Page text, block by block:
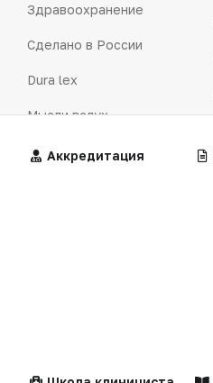
Здравоохранение
Сделано в России
Dura lex
Мысли вслух
Технологии
Алгоритмы
Аккредитация